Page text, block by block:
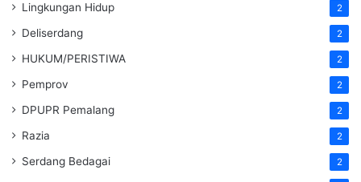
Lingkungan Hidup 2
Deliserdang 2
HUKUM/PERISTIWA 2
Pemprov 2
DPUPR Pemalang 2
Razia 2
Serdang Bedagai 2